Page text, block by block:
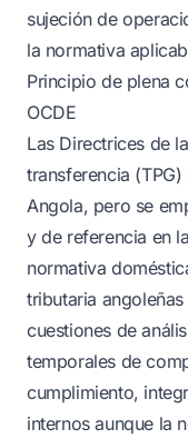
sujeción de
la normativa
Principio de plena
OCDE
Las Directrices de
transferencia
Angola, pero se
y de referencia en
normativa
tributaria
cuestiones de
temporales de
cumplimiento,
internos aunque la